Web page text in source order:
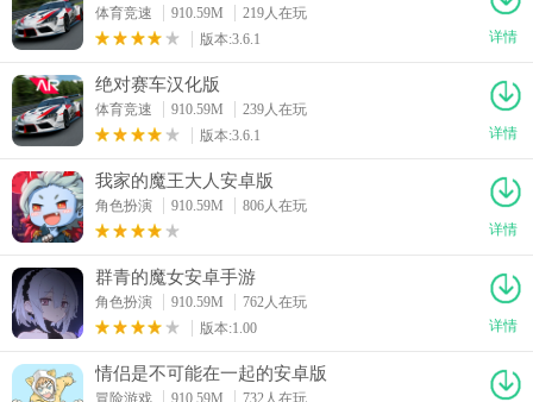
体育竞速 910.59M
219人在玩
版本:3.6.1
详情
绝对赛车汉化版
体育竞速 910.59M
239人在玩
版本:3.6.1
详情
我家的魔王大人安卓版
角色扮演 910.59M
806人在玩
详情
群青的魔女安卓手游
角色扮演 910.59M
762人在玩
版本:1.00
详情
情侣是不可能在一起的安卓版